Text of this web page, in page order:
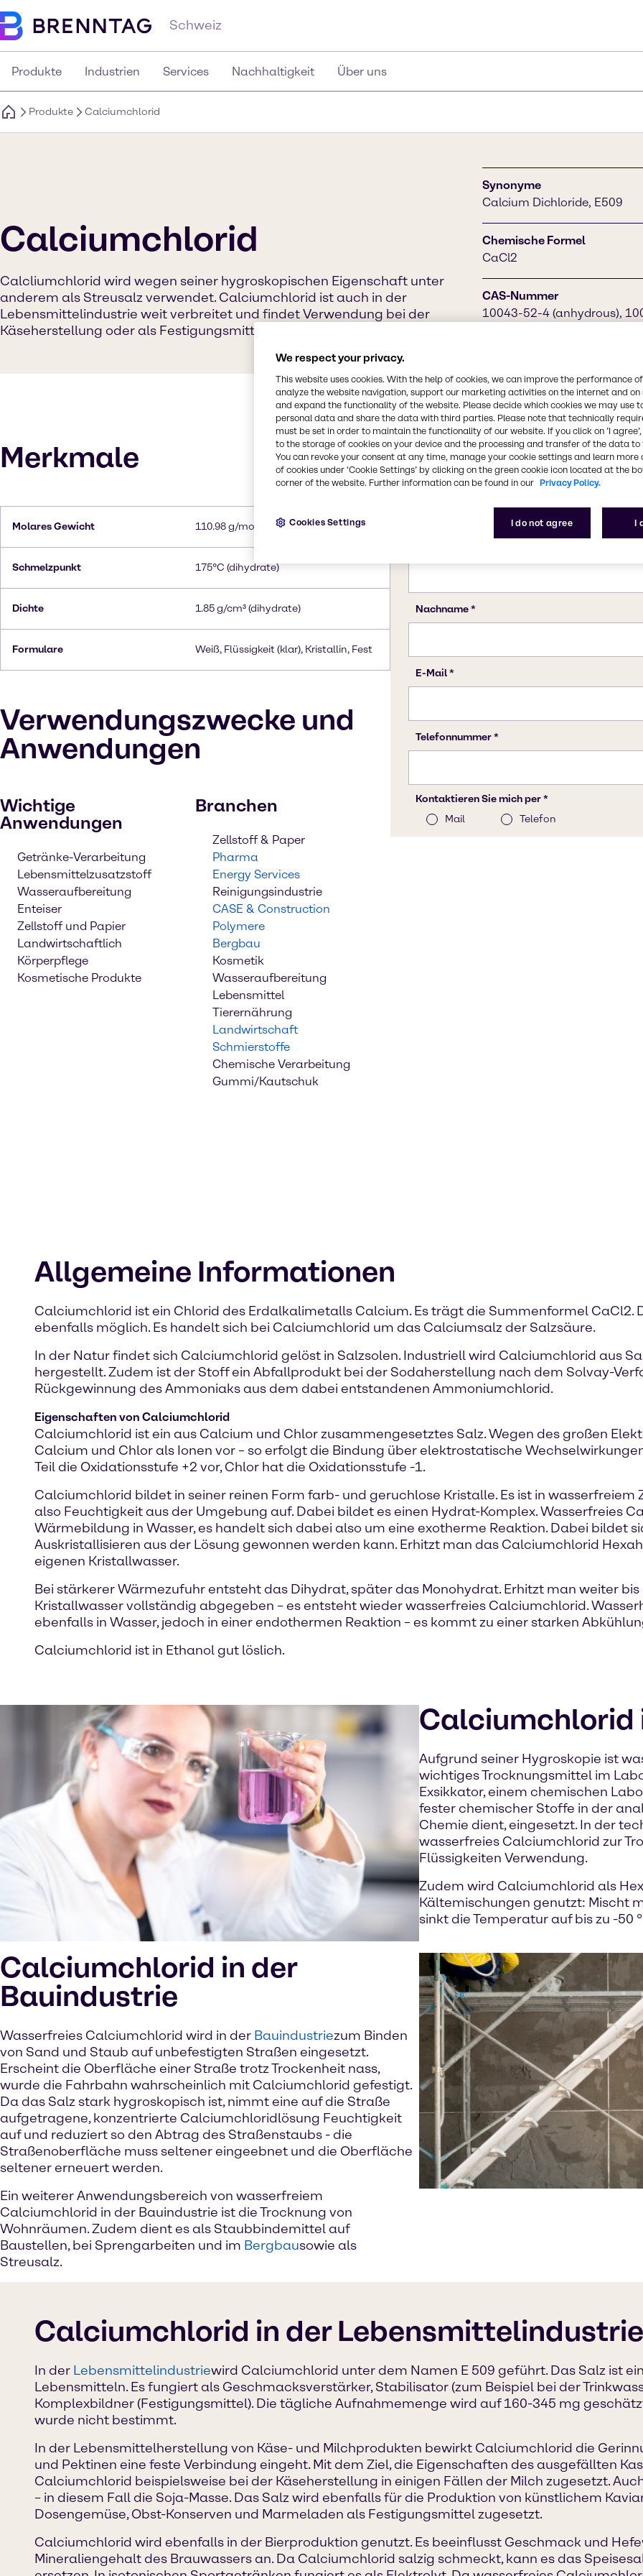
Schweiz
Produkte Industrien Services Nachhaltigkeit Über uns
Produkte Calciumchlorid
Calciumchlorid
Calcliumchlorid wird wegen seiner hygroskopischen Eigenschaft unter
anderem als Streusalz verwendet. Calciumchlorid ist auch in der
Lebensmittelindustrie weit verbreitet und findet Verwendung bei der
Käseherstellung oder als Festigungsmittel in Gemüsekonserven.
Synonyme
Calcium Dichloride, E509
Chemische Formel
CaCl2
CAS-Nummer
10043-52-4 (anhydrous),
Merkmale
Molares Gewicht 110.98 g/mol
Schmelzpunkt 175°C (dihydrate)
Dichte 1.85 g/cm³ (dihydrate)
Formulare Weiß, Flüssigkeit (klar), Kristallin, Fest
Verwendungszwecke und
Anwendungen
Wichtige
Anwendungen
Getränke-Verarbeitung
Lebensmittelzusatzstoff
Wasseraufbereitung
Enteiser
Zellstoff und Papier
Landwirtschaftlich
Körperpflege
Kosmetische Produkte
Branchen
Zellstoff & Paper
Pharma
Energy Services
Reinigungsindustrie
CASE & Construction
Polymere
Bergbau
Kosmetik
Wasseraufbereitung
Lebensmittel
Tierernährung
Landwirtschaft
Schmierstoffe
Chemische Verarbeitung
Gummi/Kautschuk
Allgemeine Informationen
Calciumchlorid ist ein Chlorid des Erdalkalimetalls Calcium. Es trägt die Summenformel CaCl2.
ebenfalls möglich. Es handelt sich bei Calciumchlorid um das Calciumsalz der Salzsäure.
In der Natur findet sich Calciumchlorid gelöst in Salzsolen. Industriell wird Calciumchlorid aus
hergestellt. Zudem ist der Stoff ein Abfallprodukt bei der Sodaherstellung nach dem Solvay-
Rückgewinnung des Ammoniaks aus dem dabei entstandenen Ammoniumchlorid.
Eigenschaften von Calciumchlorid
Calciumchlorid ist ein aus Calcium und Chlor zusammengesetztes Salz. Wegen des großen
Calcium und Chlor als Ionen vor – so erfolgt die Bindung über elektrostatische
Teil die Oxidationsstufe +2 vor, Chlor hat die Oxidationsstufe -1.
Calciumchlorid bildet in seiner reinen Form farb- und geruchlose Kristalle. Es ist in
also Feuchtigkeit aus der Umgebung auf. Dabei bildet es einen Hydrat-Komplex. Wasserfreies
Wärmebildung in Wasser, es handelt sich dabei also um eine exotherme Reaktion. Dabei bildet
Auskristallisieren aus der Lösung gewonnen werden kann. Erhitzt man das Calciumchlorid
eigenen Kristallwasser.
Bei stärkerer Wärmezufuhr entsteht das Dihydrat, später das Monohydrat. Erhitzt man weiter bis
Kristallwasser vollständig abgegeben – es entsteht wieder wasserfreies Calciumchlorid.
ebenfalls in Wasser, jedoch in einer endothermen Reaktion – es kommt zu einer starken
Calciumchlorid ist in Ethanol gut löslich.
Calciumchlorid
Aufgrund seiner Hygroskopie ist
wichtiges Trocknungsmittel im
Exsikkator, einem chemischen
fester chemischer Stoffe in der
Chemie dient, eingesetzt. In der
wasserfreies Calciumchlorid zur
Flüssigkeiten Verwendung.
Zudem wird Calciumchlorid als
Kältemischungen genutzt: Mischt
sinkt die Temperatur auf bis zu -50
Calciumchlorid in der
Bauindustrie
Wasserfreies Calciumchlorid wird in der Bauindustriezum Binden
von Sand und Staub auf unbefestigten Straßen eingesetzt.
Erscheint die Oberfläche einer Straße trotz Trockenheit nass,
wurde die Fahrbahn wahrscheinlich mit Calciumchlorid gefestigt.
Da das Salz stark hygroskopisch ist, nimmt eine auf die Straße
aufgetragene, konzentrierte Calciumchloridlösung Feuchtigkeit
auf und reduziert so den Abtrag des Straßenstaubs - die
Straßenoberfläche muss seltener eingeebnet und die Oberfläche
seltener erneuert werden.
Ein weiterer Anwendungsbereich von wasserfreiem
Calciumchlorid in der Bauindustrie ist die Trocknung von
Wohnräumen. Zudem dient es als Staubbindemittel auf
Baustellen, bei Sprengarbeiten und im Bergbausowie als
Streusalz.
Calciumchlorid in der Lebensmittelindustrie
In der Lebensmittelindustriewird Calciumchlorid unter dem Namen E 509 geführt. Das Salz ist
Lebensmitteln. Es fungiert als Geschmacksverstärker, Stabilisator (zum Beispiel bei der
Komplexbildner (Festigungsmittel). Die tägliche Aufnahmemenge wird auf 160-345 mg
wurde nicht bestimmt.
In der Lebensmittelherstellung von Käse- und Milchprodukten bewirkt Calciumchlorid die
und Pektinen eine feste Verbindung eingeht. Mit dem Ziel, die Eigenschaften des ausgefällten
Calciumchlorid beispielsweise bei der Käseherstellung in einigen Fällen der Milch zugesetzt.
– in diesem Fall die Soja-Masse. Das Salz wird ebenfalls für die Produktion von künstlichem
Dosengemüse, Obst-Konserven und Marmeladen als Festigungsmittel zugesetzt.
Calciumchlorid wird ebenfalls in der Bierproduktion genutzt. Es beeinflusst Geschmack und
Mineraliengehalt des Brauwassers an. Da Calciumchlorid salzig schmeckt, kann es das
We respect your privacy.
This website uses cookies. With the help of cookies, we can improve the performance
analyze the website navigation, support our marketing activities on the internet and on
and expand the functionality of the website. Please decide which cookies we may use
personal data and share the data with third parties. Please note that technically
must be set in order to maintain the functionality of our website. If you click on ’I
to the storage of cookies on your device and the processing and transfer of the data
You can revoke your consent at any time, manage your cookie settings and learn more
of cookies under ‘Cookie Settings’ by clicking on the green cookie icon located at the
corner of the website. Further information can be found in our Privacy Policy.
I do not agree I
Cookies Settings